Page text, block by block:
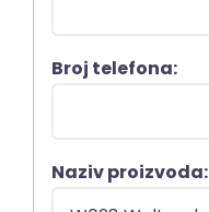
Broj telefona:
Naziv proizvoda: